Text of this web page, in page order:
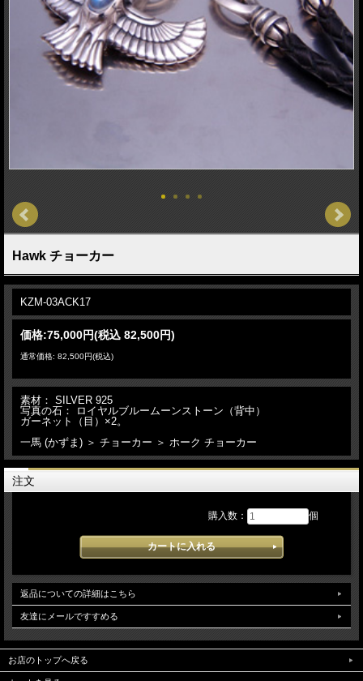
Hawk チョーカー
KZM-03ACK17
価格:75,000円(税込 82,500円)
通常価格: 82,500円(税込)
素材： SILVER 925
写真の石： ロイヤルブルームーンストーン（背中）
ガーネット（目）×2。
一馬 (かずま) ＞ チョーカー ＞ ホーク チョーカー
注文
購入数： 個
返品についての詳細はこちら
友達にメールですすめる
お店のトップへ戻る